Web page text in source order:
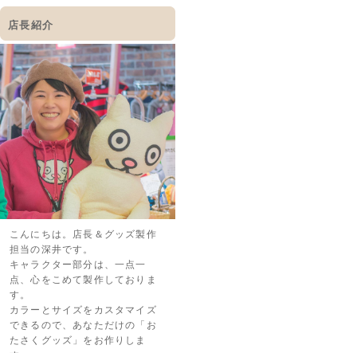
店長紹介
こんにちは。店長＆グッズ製作
担当の深井です。
キャラクター部分は、一点一
点、心をこめて製作しておりま
す。
カラーとサイズをカスタマイズ
できるので、あなただけの「お
たさくグッズ」をお作りしま